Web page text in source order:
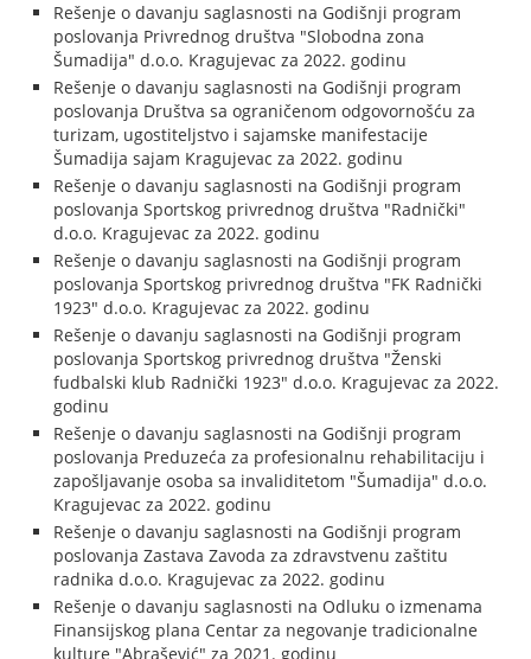
Rešenje o davanju saglasnosti na Godišnji program
poslovanja Privrednog društva "Slobodna zona
Šumadija" d.o.o. Kragujevac za 2022. godinu
Rešenje o davanju saglasnosti na Godišnji program
poslovanja Društva sa ograničenom odgovornošću za
turizam, ugostiteljstvo i sajamske manifestacije
Šumadija sajam Kragujevac za 2022. godinu
Rešenje o davanju saglasnosti na Godišnji program
poslovanja Sportskog privrednog društva "Radnički"
d.o.o. Kragujevac za 2022. godinu
Rešenje o davanju saglasnosti na Godišnji program
poslovanja Sportskog privrednog društva "FK Radnički
1923" d.o.o. Kragujevac za 2022. godinu
Rešenje o davanju saglasnosti na Godišnji program
poslovanja Sportskog privrednog društva "Ženski
fudbalski klub Radnički 1923" d.o.o. Kragujevac za 2022.
godinu
Rešenje o davanju saglasnosti na Godišnji program
poslovanja Preduzeća za profesionalnu rehabilitaciju i
zapošljavanje osoba sa invaliditetom "Šumadija" d.o.o.
Kragujevac za 2022. godinu
Rešenje o davanju saglasnosti na Godišnji program
poslovanja Zastava Zavoda za zdravstvenu zaštitu
radnika d.o.o. Kragujevac za 2022. godinu
Rešenje o davanju saglasnosti na Odluku o izmenama
Finansijskog plana Centar za negovanje tradicionalne
kulture "Abrašević" za 2021. godinu